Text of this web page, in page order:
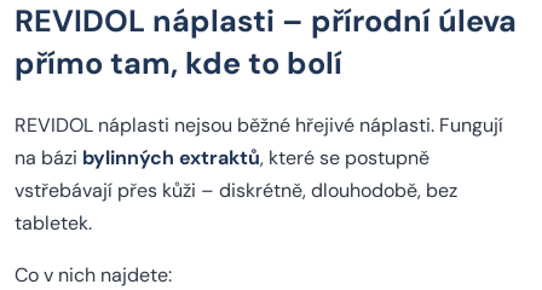
REVIDOL náplasti – přírodní úleva
přímo tam, kde to bolí
REVIDOL náplasti nejsou běžné hřejivé náplasti. Fungují
na bázi bylinných extraktů, které se postupně
vstřebávají přes kůži – diskrétně, dlouhodobě, bez
tabletek.
Co v nich najdete: